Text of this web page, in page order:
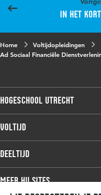
In het kort
Home
Voltijdopleidingen
Ad Sociaal Financiële
Hogeschool Utrecht
Voltijdopleidingen
Deeltijdopleidingen
Onderzoek
Voltijd
Associate degree
Bachelor
Master
Deeltijd
Associate degree
Bachelor
Meer HU sites